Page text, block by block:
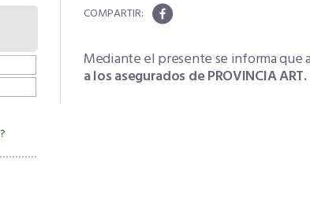
Mediante el presente se informa que
a los asegurados de PROVINCIA ART.